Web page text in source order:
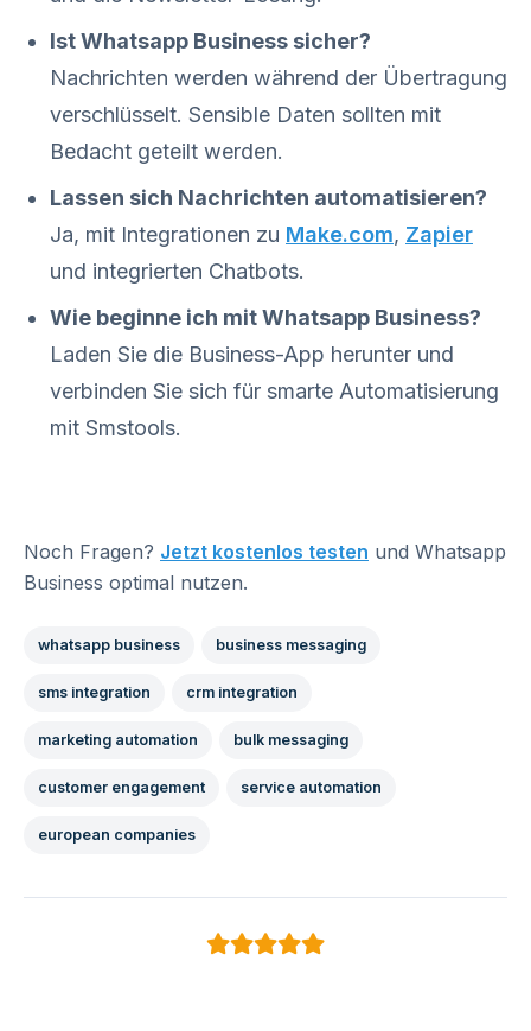
Ist Whatsapp Business sicher?
Nachrichten werden während der Übertragung
verschlüsselt. Sensible Daten sollten mit
Bedacht geteilt werden.
Lassen sich Nachrichten automatisieren?
Ja, mit Integrationen zu Make.com, Zapier
und integrierten Chatbots.
Wie beginne ich mit Whatsapp Business?
Laden Sie die Business-App herunter und
verbinden Sie sich für smarte Automatisierung
mit Smstools.
Noch Fragen? Jetzt kostenlos testen und Whatsapp
Business optimal nutzen.
whatsapp business business messaging
sms integration crm integration
marketing automation bulk messaging
customer engagement service automation
european companies